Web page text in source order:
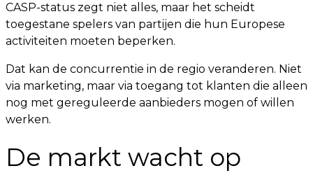
CASP-status zegt niet alles, maar het scheidt
toegestane spelers van partijen die hun Europese
activiteiten moeten beperken.
Dat kan de concurrentie in de regio veranderen. Niet
via marketing, maar via toegang tot klanten die alleen
nog met gereguleerde aanbieders mogen of willen
werken.
De markt wacht op